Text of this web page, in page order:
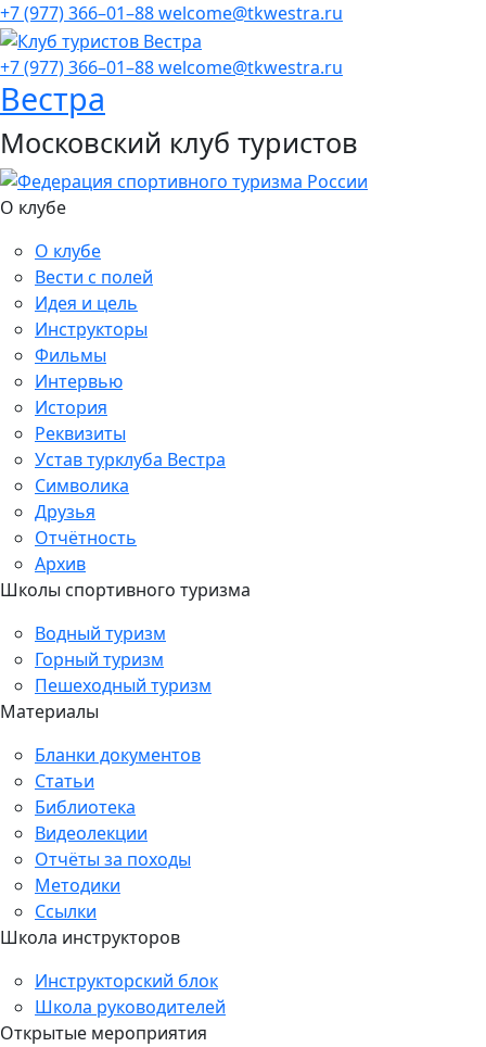
+7 (977) 366–01–88welcome@tkwestra.ru
+7 (977) 366–01–88welcome@tkwestra.ru
Вестра
Московский клуб туристов
О клубе
О клубе
Вести с полей
Идея и цель
Инструкторы
Фильмы
Интервью
История
Реквизиты
Устав турклуба Вестра
Символика
Друзья
Отчётность
Архив
Школы спортивного туризма
Водный туризм
Горный туризм
Пешеходный туризм
Материалы
Бланки документов
Статьи
Библиотека
Видеолекции
Отчёты за походы
Методики
Ссылки
Школа инструкторов
Инструкторский блок
Школа руководителей
Открытые мероприятия